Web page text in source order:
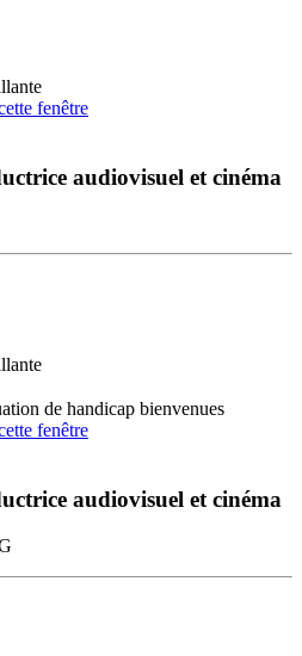
fenêtre
audiovisuel et cinéma
de handicap bienvenues
fenêtre
audiovisuel et cinéma